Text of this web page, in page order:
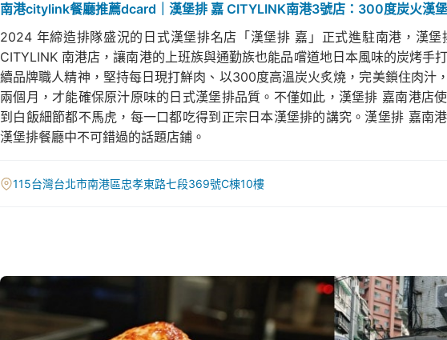
南港citylink餐廳推薦dcard｜漢堡排 嘉 CITYLINK南港3號店：300度炭火漢
2024 年締造排隊盛況的日式漢堡排名店「漢堡排 嘉」正式進駐南港，漢
CITYLINK 南港店，讓南港的上班族與通勤族也能品嚐道地日本風味的炭烤手
續品牌職人精神，堅持每日現打鮮肉、以300度高溫炭火炙燒，完美鎖住肉汁
兩個月，才能確保原汁原味的日式漢堡排品質。不僅如此，漢堡排 嘉南港店
到白飯細節都不馬虎，每一口都吃得到正宗日本漢堡排的講究。漢堡排 嘉南
漢堡排餐廳中不可錯過的話題店鋪。
115台灣台北市南港區忠孝東路七段369號C棟10樓